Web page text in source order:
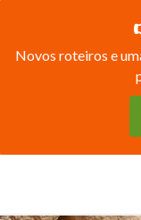
Novos roteiros e